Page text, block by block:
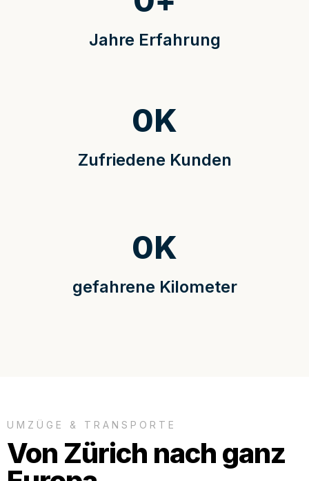
Jahre Erfahrung
Zufriedene Kunden
0K
gefahrene Kilometer
0K
UMZÜGE & TRANSPORTE
Von Zürich nach ganz